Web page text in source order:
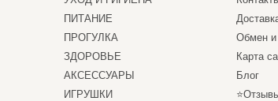
ПИТАНИЕ
ПРОГУЛКА
ЗДОРОВЬЕ
АКСЕССУАРЫ
ИГРУШКИ
Обмен и
Карта
Блог